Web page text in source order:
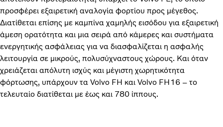
προσφέρει εξαιρετική αναλογία φορτίου προς μέγεθος.
Διατίθεται επίσης με καμπίνα χαμηλής εισόδου για εξαιρετική
άμεση ορατότητα και μια σειρά από κάμερες και συστήματα
ενεργητικής ασφάλειας για να διασφαλίζεται η ασφαλής
λειτουργία σε μικρούς, πολυσύχναστους χώρους. Και όταν
χρειάζεται απόλυτη ισχύς και μέγιστη χωρητικότητα
φόρτωσης, υπάρχουν τα Volvo FH και Volvo FH16 – το
τελευταίο διατίθεται με έως και 780 ίππους.